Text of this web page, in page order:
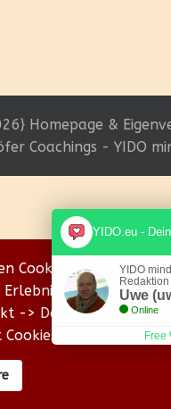
Homepage &
Coachings - YIDO
Cookies, um
auf unserer
-> Datenschutz
verwendet.
YIDO.eu -
YIDO
Redaktion
Uwe
Online
Free